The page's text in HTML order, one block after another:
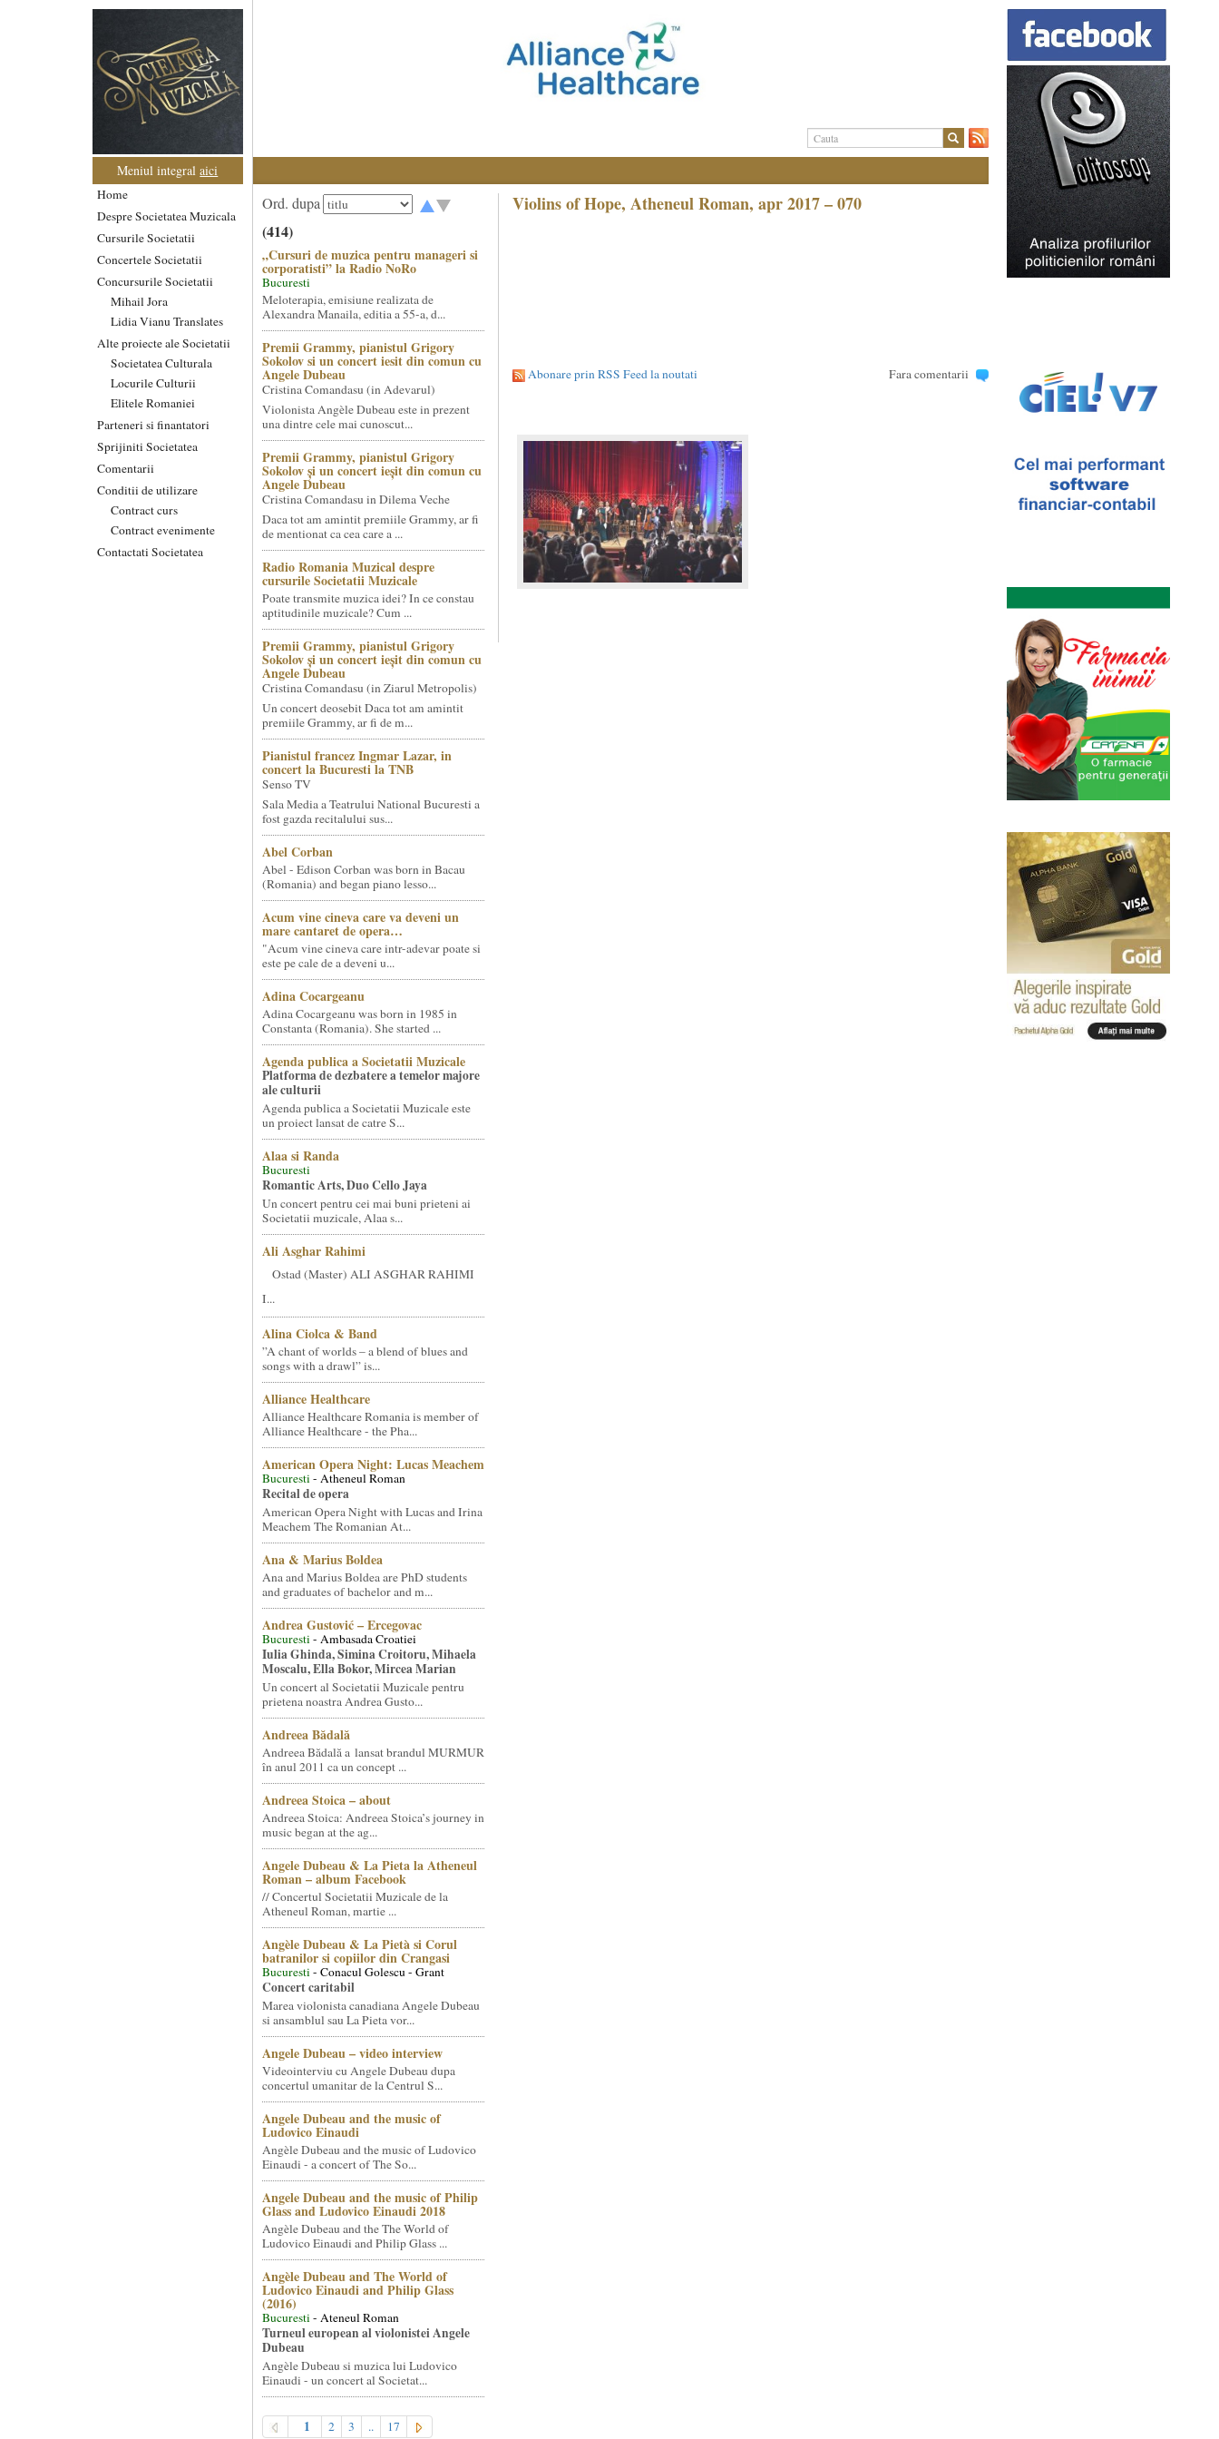
Meniul integralaici
Home
Despre Societatea Muzicala
Cursurile Societatii
Concertele Societatii
Concursurile Societatii
Mihail Jora
Lidia Vianu Translates
Alte proiecte ale Societatii
Societatea Culturala
Locurile Culturii
Elitele Romaniei
Parteneri si finantatori
Sprijiniti Societatea
Comentarii
Conditii de utilizare
Contract curs
Contract evenimente
Contactati Societatea
Ord. dupa
(414)
„Cursuri de muzica pentru manageri si
corporatisti” la Radio NoRo
Bucuresti
Meloterapia, emisiune realizata de
Alexandra Manaila, editia a 55-a, d...
Premii Grammy, pianistul Grigory
Sokolov si un concert iesit din comun cu
Angele Dubeau
Cristina Comandasu (in Adevarul)
Violonista Angèle Dubeau este in prezent
una dintre cele mai cunoscut...
Premii Grammy, pianistul Grigory
Sokolov și un concert ieșit din comun cu
Angele Dubeau
Cristina Comandasu in Dilema Veche
Daca tot am amintit premiile Grammy, ar fi
de mentionat ca cea care a ...
Radio Romania Muzical despre
cursurile Societatii Muzicale
Poate transmite muzica idei? In ce constau
aptitudinile muzicale? Cum ...
Premii Grammy, pianistul Grigory
Sokolov și un concert ieșit din comun cu
Angele Dubeau
Cristina Comandasu (in Ziarul Metropolis)
Un concert deosebit Daca tot am amintit
premiile Grammy, ar fi de m...
Pianistul francez Ingmar Lazar, in
concert la Bucuresti la TNB
Senso TV
Sala Media a Teatrului National Bucuresti a
fost gazda recitalului sus...
Abel Corban
Abel - Edison Corban was born in Bacau
(Romania) and began piano lesso...
Acum vine cineva care va deveni un
mare cantaret de opera…
"Acum vine cineva care intr-adevar poate si
este pe cale de a deveni u...
Adina Cocargeanu
Adina Cocargeanu was born in 1985 in
Constanta (Romania). She started ...
Agenda publica a Societatii Muzicale
Platforma de dezbatere a temelor majore
ale culturii
Agenda publica a Societatii Muzicale este
un proiect lansat de catre S...
Alaa si Randa
Bucuresti
Romantic Arts, Duo Cello Jaya
Un concert pentru cei mai buni prieteni ai
Societatii muzicale, Alaa s...
Ali Asghar Rahimi
Ostad (Master) ALI ASGHAR RAHIMI
I...
Alina Ciolca & Band
”A chant of worlds – a blend of blues and
songs with a drawl” is...
Alliance Healthcare
Alliance Healthcare Romania is member of
Alliance Healthcare - the Pha...
American Opera Night: Lucas Meachem
Bucuresti- Atheneul Roman
Recital de opera
American Opera Night with Lucas and Irina
Meachem The Romanian At...
Ana & Marius Boldea
Ana and Marius Boldea are PhD students
and graduates of bachelor and m...
Andrea Gustović – Ercegovac
Bucuresti- Ambasada Croatiei
Iulia Ghinda, Simina Croitoru, Mihaela
Moscalu, Ella Bokor, Mircea Marian
Un concert al Societatii Muzicale pentru
prietena noastra Andrea Gusto...
Andreea Bădală
Andreea Bădală a lansat brandul MURMUR
în anul 2011 ca un concept ...
Andreea Stoica – about
Andreea Stoica: Andreea Stoica’s journey in
music began at the ag...
Angele Dubeau & La Pieta la Atheneul
Roman – album Facebook
// Concertul Societatii Muzicale de la
Atheneul Roman, martie ...
Angèle Dubeau & La Pietà si Corul
batranilor si copiilor din Crangasi
Bucuresti- Conacul Golescu - Grant
Concert caritabil
Marea violonista canadiana Angele Dubeau
si ansamblul sau La Pieta vor...
Angele Dubeau – video interview
Videointerviu cu Angele Dubeau dupa
concertul umanitar de la Centrul S...
Angele Dubeau and the music of
Ludovico Einaudi
Angèle Dubeau and the music of Ludovico
Einaudi - a concert of The So...
Angele Dubeau and the music of Philip
Glass and Ludovico Einaudi 2018
Angèle Dubeau and the The World of
Ludovico Einaudi and Philip Glass ...
Angèle Dubeau and The World of
Ludovico Einaudi and Philip Glass
(2016)
Bucuresti- Ateneul Roman
Turneul european al violonistei Angele
Dubeau
Angèle Dubeau si muzica lui Ludovico
Einaudi - un concert al Societat...
1 2 3 .. 17
Violins of Hope, Atheneul Roman, apr 2017 – 070
Abonare prin RSS Feed la noutati Fara comentarii